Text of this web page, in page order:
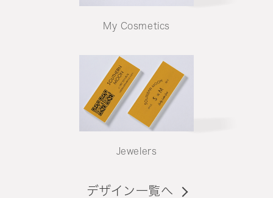
My Cosmetics
Jewelers
デザイン一覧へ